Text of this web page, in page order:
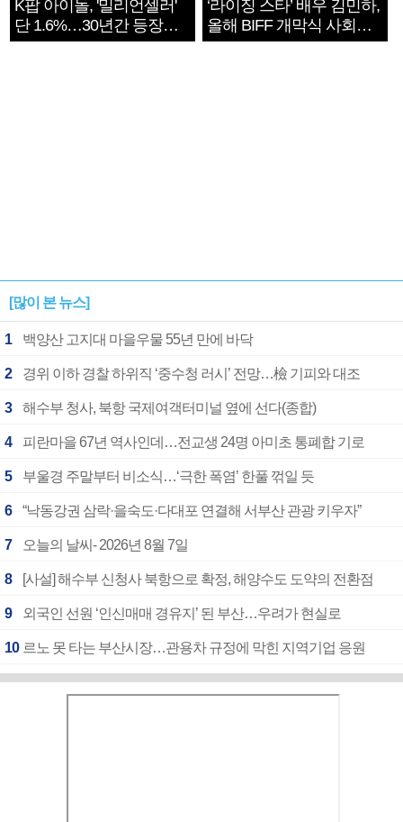
K팝 아이돌, '밀리언셀러'
단 1.6%…30년간 등장
1182개팀 전수조사
‘라이징 스타’ 배우 김민하,
올해 BIFF 개막식 사회자
확정
[많이 본 뉴스]
1 백양산 고지대 마을우물 55년 만에 바닥
2 경위 이하 경찰 하위직 ‘중수청 러시’ 전망…檢 기피와 대조
3 해수부 청사, 북항 국제여객터미널 옆에 선다(종합)
4 피란마을 67년 역사인데…전교생 24명 아미초 통폐합 기로
5 부울경 주말부터 비소식…‘극한 폭염’ 한풀 꺾일 듯
6 “낙동강권 삼락·을숙도·다대포 연결해 서부산 관광 키우자”
7 오늘의 날씨- 2026년 8월 7일
8 [사설] 해수부 신청사 북항으로 확정, 해양수도 도약의 전환점
9 외국인 선원 ‘인신매매 경유지’ 된 부산…우려가 현실로
10 르노 못 타는 부산시장…관용차 규정에 막힌 지역기업 응원